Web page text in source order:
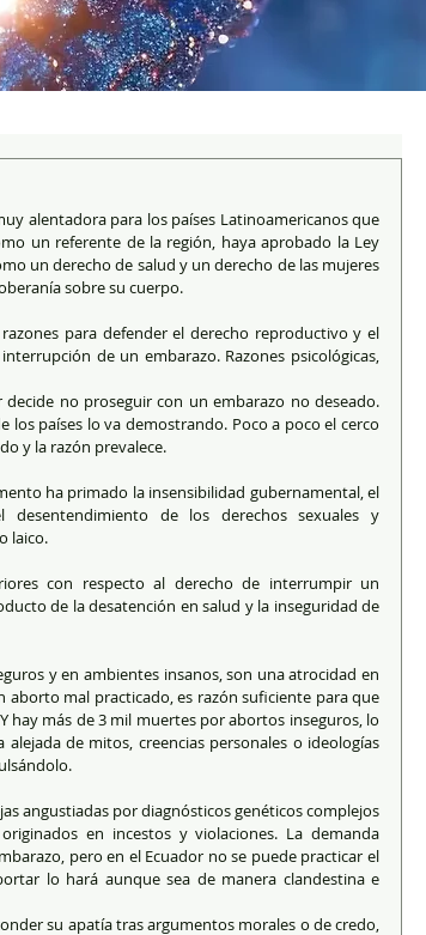
alentadora para los países Latinoamericanos que
un referente de la región, haya aprobado la Ley
un derecho de salud y un derecho de las mujeres
sobre su cuerpo.
para defender el derecho reproductivo y el
de un embarazo. Razones psicológicas,
países lo va demostrando. Poco a poco el cerco
y la razón prevalece.
ha primado la insensibilidad gubernamental, el
de los derechos sexuales y
laico.
con respecto al derecho de interrumpir un
de la desatención en salud y la inseguridad de
y en ambientes insanos, son una atrocidad en
mal practicado, es razón suficiente para que
hay más de 3 mil muertes por abortos inseguros, lo
de mitos, creencias personales o ideologías
angustiadas por diagnósticos genéticos complejos
en incestos y violaciones. La demanda
pero en el Ecuador no se puede practicar el
lo hará aunque sea de manera clandestina e